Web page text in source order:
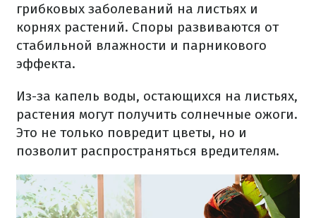
грибковых заболеваний на листьях и
корнях растений. Споры развиваются от
стабильной влажности и парникового
эффекта.
Из-за капель воды, остающихся на листьях,
растения могут получить солнечные ожоги.
Это не только повредит цветы, но и
позволит распространяться вредителям.